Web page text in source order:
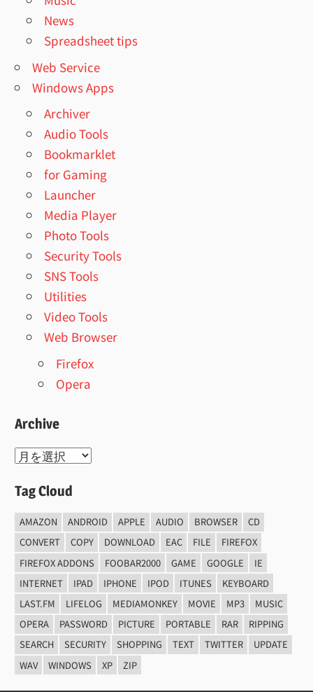
News
Spreadsheet tips
Web Service
Windows Apps
Archiver
Audio Tools
Bookmarklet
for Gaming
Launcher
Media Player
Photo Tools
Security Tools
SNS Tools
Utilities
Video Tools
Web Browser
Firefox
Opera
Archive
Archive
Tag Cloud
AMAZON ANDROID APPLE AUDIO BROWSER
CD
CONVERT
COPY DOWNLOAD EAC FILE
FIREFOX
FIREFOX ADDONS
FOOBAR2000 GAME GOOGLE
IE
INTERNET
IPAD IPHONE IPOD ITUNES
KEYBOARD
LAST.FM
LIFELOG MEDIAMONKEY MOVIE MP3
MUSIC
OPERA
PASSWORD PICTURE PORTABLE RAR
RIPPING
SEARCH
SECURITY SHOPPING TEXT TWITTER
UPDATE
WAV
WINDOWS XP ZIP